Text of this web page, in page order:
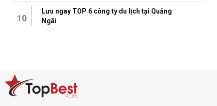
10
Lưu ngay TOP 6 công ty du lịch tại Quảng
Ngãi